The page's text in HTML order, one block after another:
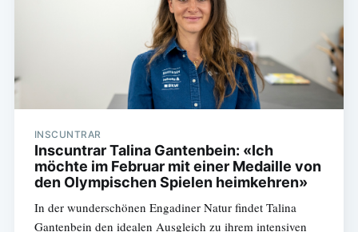
INSCUNTRAR
Inscuntrar Talina Gantenbein: «Ich
möchte im Februar mit einer Medaille von
den Olympischen Spielen heimkehren»
In der wunderschönen Engadiner Natur findet Talina
Gantenbein den idealen Ausgleich zu ihrem intensiven